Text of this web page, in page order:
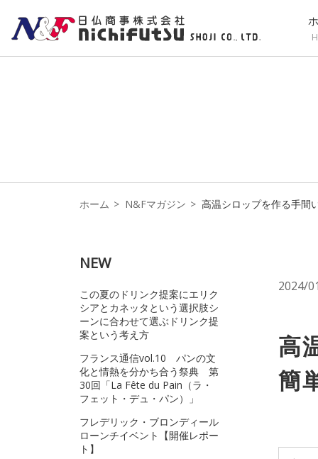
ホーム N&Fマガジン 高温シロップを作る手間
2024/
高
簡
NEW
この夏のドリンク提案にエリク
シアとカネッタという選択肢シ
ーンに合わせて選ぶドリンク提
案という考え方
フランス通信vol.10 パンの文
化と情熱を分かち合う祭典 第
30回「La Fête du Pain（ラ・
フェット・デュ・パン）」
フレデリック・ブロンディール
ローンチイベント【開催レポー
ト】